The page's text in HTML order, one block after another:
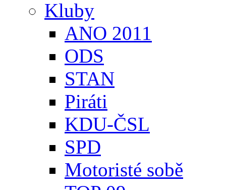
Kluby
ANO 2011
ODS
STAN
Piráti
KDU-ČSL
SPD
Motoristé sobě